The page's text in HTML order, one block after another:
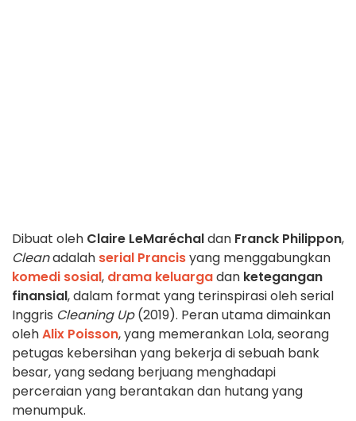
Dibuat oleh Claire LeMaréchaldan Franck Philippon,
Cleanadalah serial Prancisyang menggabungkan
komedi sosial, drama keluargadan ketegangan
finansial, dalam format yang terinspirasi oleh serial
Inggris Cleaning Up(2019). Peran utama dimainkan
olehAlix Poisson, yang memerankan Lola, seorang
petugas kebersihan yang bekerja di sebuah bank
besar, yang sedang berjuang menghadapi
perceraian yang berantakan dan hutang yang
menumpuk.